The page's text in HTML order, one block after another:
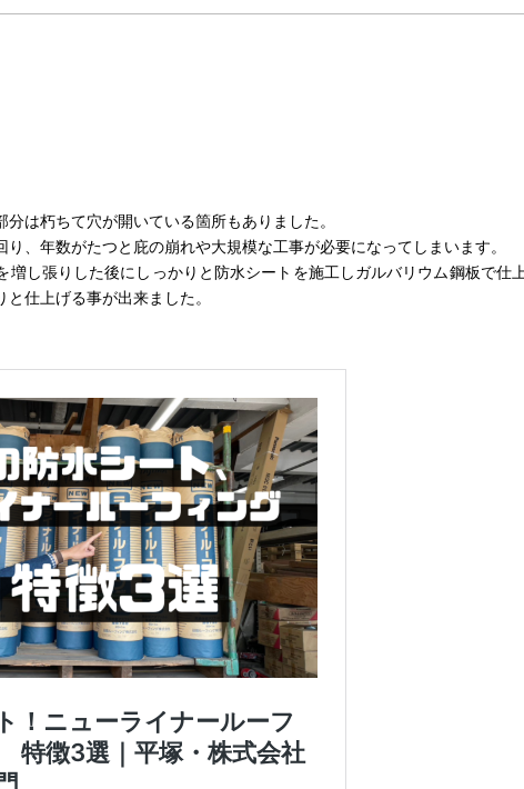
は朽ちて穴が開いている箇所もありました。
、年数がたつと庇の崩れや大規模な工事が必要になってしまいます。
増し張りした後にしっかりと防水シートを施工しガルバリウム鋼板で仕
仕上げる事が出来ました。